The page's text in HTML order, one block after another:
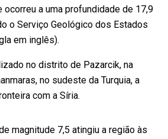
ocorreu a uma profundidade de 17,9
o Serviço Geológico dos Estados
em inglês).
no distrito de Pazarcik, na
no sudeste da Turquia, a
com a Síria.
magnitude 7,5 atingiu a região às